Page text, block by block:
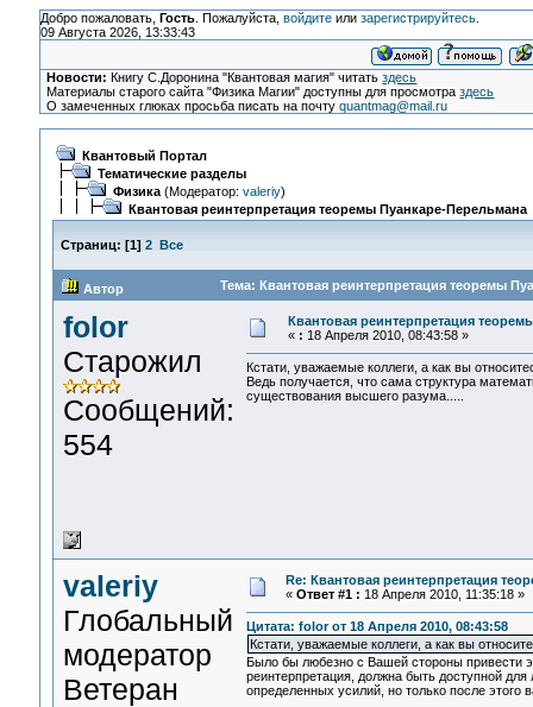
Добро пожаловать, Гость. Пожалуйста, войдитеили зарегистрируйтесь.
09 Августа 2026, 13:33:43
Новости: Книгу С.Доронина "Квантовая магия" читатьздесь
Материалы старого сайта "Физика Магии" доступны для просмотраздесь
О замеченных глюках просьба писать на почтуquantmag@mail.ru
Квантовый Портал
Тематические разделы
Физика(Модератор: valeriy)
Квантовая реинтерпретация теоремы Пуанкаре-Перельмана
Страниц: [1] 2 Все
Автор Тема: Квантовая реинтерпретация теоремы
folor
Старожил
Сообщений:
554
Квантовая реинтерпретация
« : 18 Апреля 2010, 08:43:58 »
Кстати, уважаемые коллеги, а как вы
Ведь получается, что сама структура
существования высшего разума.....
valeriy
Глобальный
модератор
Ветеран
Re: Квантовая реинтерпретация
« Ответ #1 : 18 Апреля 2010, 11:35:18 »
Цитата: folor от 18 Апреля 2010, 08:43:58
Кстати, уважаемые коллеги, а как вы
Было бы любезно с Вашей стороны привести
реинтерпретация, должна быть доступной
определенных усилий, но только после